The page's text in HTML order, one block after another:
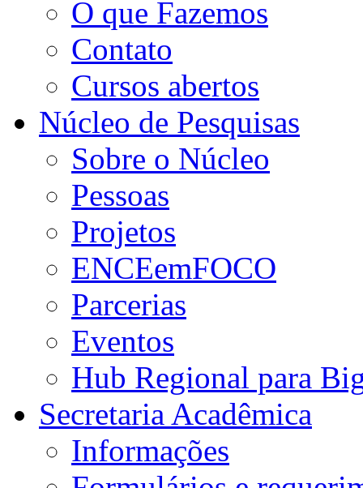
O que Fazemos
Contato
Cursos abertos
Núcleo de Pesquisas
Sobre o Núcleo
Pessoas
Projetos
ENCEemFOCO
Parcerias
Eventos
Hub Regional para
Secretaria Acadêmica
Informações